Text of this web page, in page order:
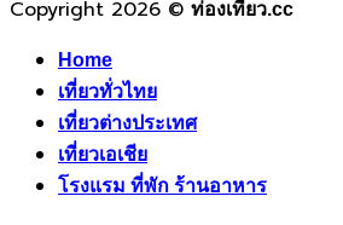
Copyright 2026 © ท่องเที่ยว.cc
Home
เที่ยวทั่วไทย
เที่ยวต่างประเทศ
เที่ยวเอเชีย
โรงแรม ที่พัก ร้านอาหาร